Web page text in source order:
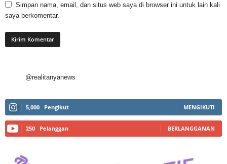
Simpan nama, email, dan situs web saya di browser ini untuk lain kali
saya berkomentar.
@realitanyanews
5,000 Pengikut MENGIKUTI
250 Pelanggan BERLANGGANAN